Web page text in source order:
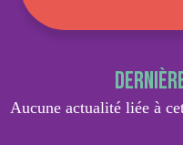
Aucune actualité liée à